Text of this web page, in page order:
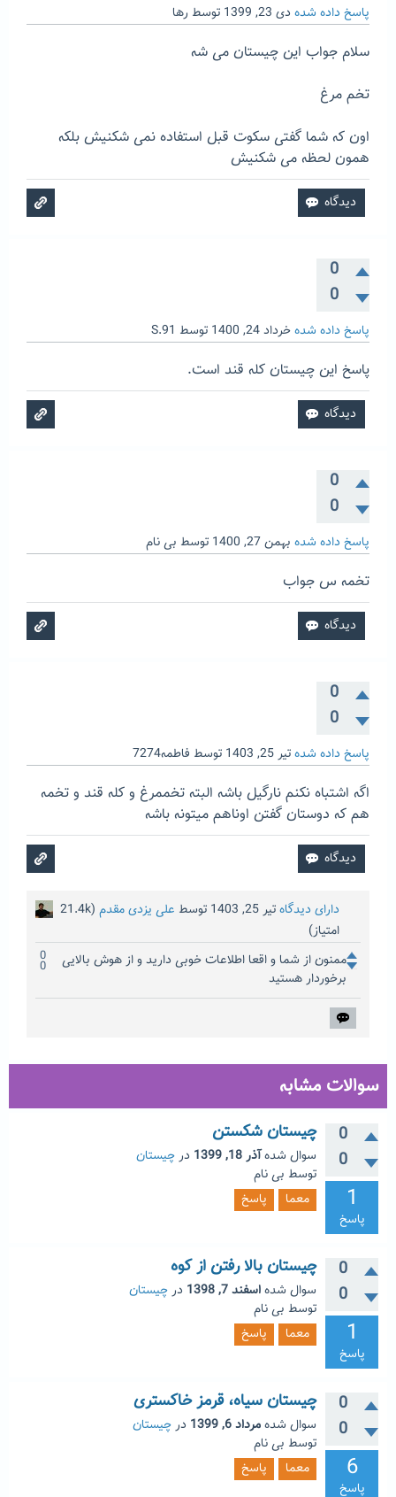
پاسخ داده شده دی 23, 1399 توسط رها
سلام جواب این چیستان می شه
تخم مرغ
اون که شما گفتی سکوت قبل استفاده نمی شکنیش بلکه
همون لحظه می شکنیش
0
0
پاسخ داده شدهخرداد 24, 1400 توسط S.91
پاسخ این چیستان کله قند است.
0
0
پاسخ داده شده بهمن 27, 1400 توسط بی نام
تخمه س جواب
0
0
پاسخ داده شدهتیر 25, 1403 توسط فاطمه7274
اگه اشتباه نکنم نارگیل باشه البته تخممرغ و کله قند و تخمه
هم که دوستان گفتن اوناهم میتونه باشه
دارای دیدگاهتیر 25, 1403 توسط علی یزدی مقدم (
21.4k
امتیاز)
0
0
ممنون از شما و اقعا اطلاعات خوبی دارید و از هوش بالایی
برخوردار هستید
سوالات مشابه
0
0
1
پاسخ
چیستان شکستن
سوال شدهآذر 18, 1399 درچیستان
توسط بی نام
معما
پاسخ
0
0
1
پاسخ
چیستان بالا رفتن از کوه
سوال شدهاسفند 7, 1398 درچیستان
توسط بی نام
معما
پاسخ
0
0
6
پاسخ
چیستان سیاه، قرمز خاکستری
سوال شدهمرداد 6, 1399 درچیستان
توسط بی نام
معما
پاسخ